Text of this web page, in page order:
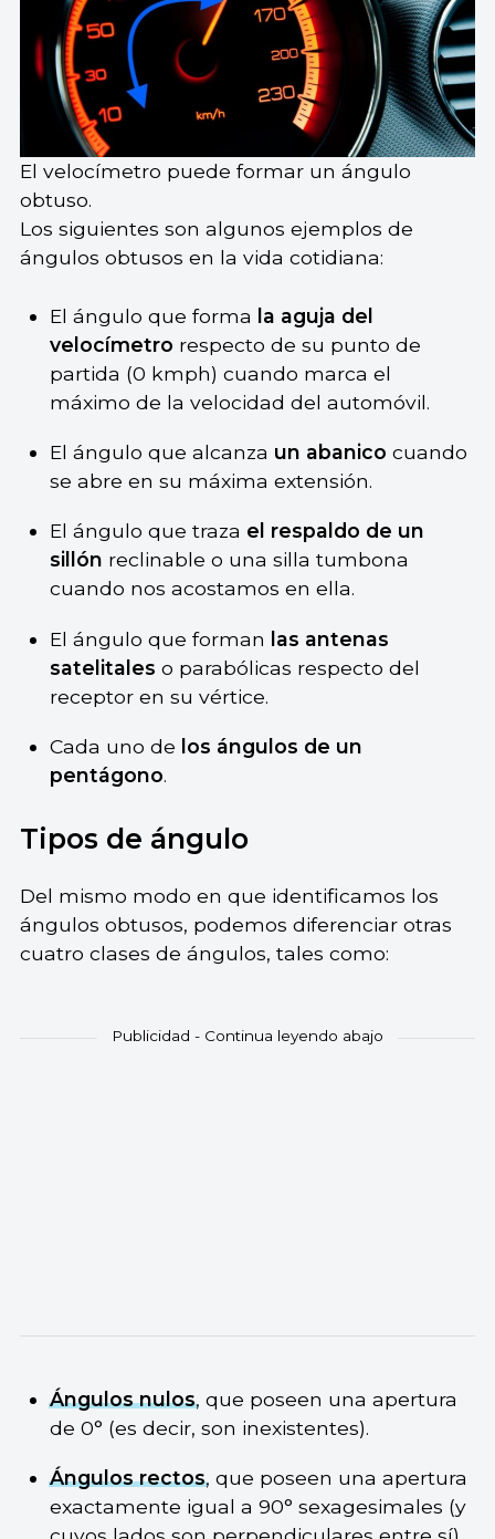
El velocímetro puede formar un ángulo
obtuso.
Los siguientes son algunos ejemplos de
ángulos obtusos en la vida cotidiana:
El ángulo que forma
la aguja del
velocímetro respecto de su punto de
partida (0 kmph) cuando marca el
máximo de la velocidad del automóvil.
El ángulo que alcanza un abanico cuando
se abre en su máxima extensión.
El ángulo que traza el respaldo de un
sillón reclinable o una silla tumbona
cuando nos acostamos en ella.
El ángulo que forman las antenas
satelitales o parabólicas respecto del
receptor en su vértice.
Cada uno de los ángulos de un
pentágono.
Tipos de ángulo
Del mismo modo en que identificamos los
ángulos obtusos, podemos diferenciar otras
cuatro clases de ángulos, tales como:
Ángulos nulos, que poseen una apertura
de 0° (es decir, son inexistentes).
Ángulos rectos, que poseen una apertura
exactamente igual a 90° sexagesimales (y